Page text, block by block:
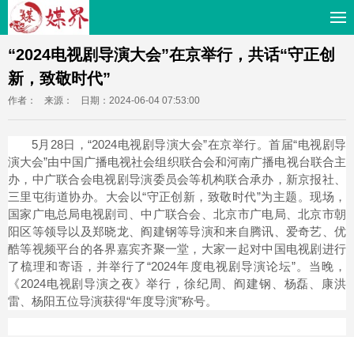
“2024电视剧导演大会”在京举行，共话“守正创
新，致敬时代”
作者： 来源： 日期：2024-06-04 07:53:00
5月28日，“2024电视剧导演大会”在京举行。首届“电视剧导
演大会”由中国广播电视社会组织联合会和河南广播电视台联合主
办，中广联合会电视剧导演委员会等机构联合承办，新京报社、
三里屯街道协办。大会以“守正创新，致敬时代”为主题。现场，
国家广电总局电视剧司、中广联合会、北京市广电局、北京市朝
阳区等领导以及郑晓龙、阎建钢等导演和来自腾讯、爱奇艺、优
酷等视频平台的各界嘉宾齐聚一堂，大家一起对中国电视剧进行
了梳理和寄语，并举行了“2024年度电视剧导演论坛”。当晚，
《2024电视剧导演之夜》举行，徐纪周、阎建钢、杨磊、康洪
雷、杨阳五位导演获得“年度导演”称号。